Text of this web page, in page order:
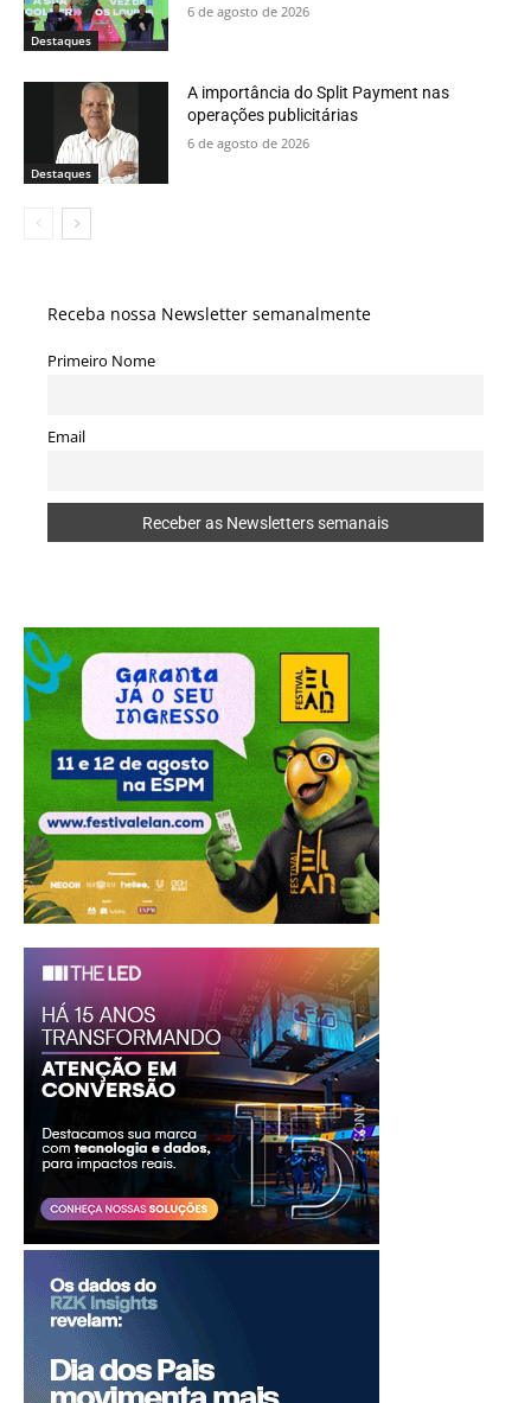
Destaques
6 de agosto de 2026
Destaques
A importância do Split Payment nas
operações publicitárias
6 de agosto de 2026
Receba nossa Newsletter semanalmente
Primeiro Nome
Email